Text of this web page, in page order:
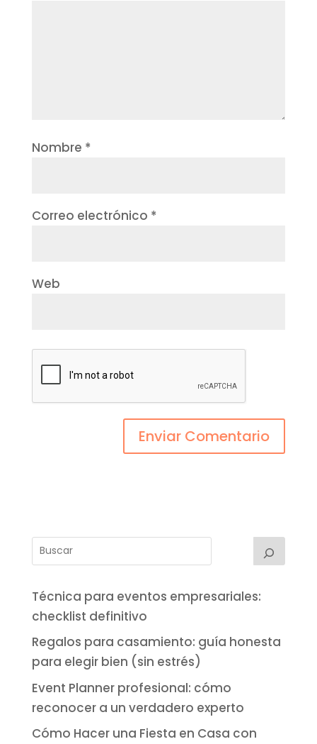
Nombre *
Correo electrónico *
Web
Técnica para eventos empresariales:
checklist definitivo
Regalos para casamiento: guía honesta
para elegir bien (sin estrés)
Event Planner profesional: cómo
reconocer a un verdadero experto
Cómo Hacer una Fiesta en Casa con